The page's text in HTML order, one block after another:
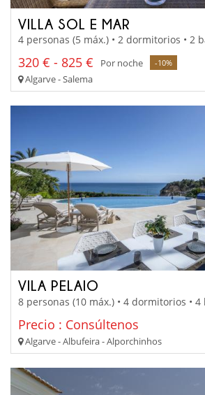
VILLA SOL E MAR
4 personas (5 máx.) • 2 dormitorios • 2
320 € - 825 € Por noche -10%
Algarve - Salema
VILA PELAIO
8 personas (10 máx.) • 4 dormitorios • 4
Precio : Consúltenos
Algarve - Albufeira - Alporchinhos